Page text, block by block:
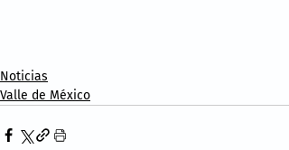
Noticias
Valle de México